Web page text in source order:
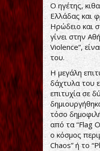
Ο ηγέτης,
Ελλάδας και
Ηρώδειο και
γίνει στην
Violence”,
του.
Η μεγάλη
δάχτυλα του
επιτυχία σε
τόσο
από τα “Flag
ο κόσμος
Chaos” ή το